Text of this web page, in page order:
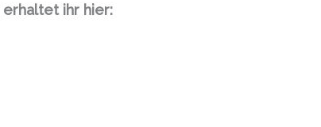
ihr hier: